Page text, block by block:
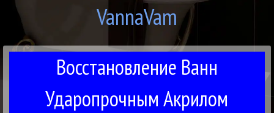
VannaVam
Восстановление Ванн
Ударопрочным Акрилом